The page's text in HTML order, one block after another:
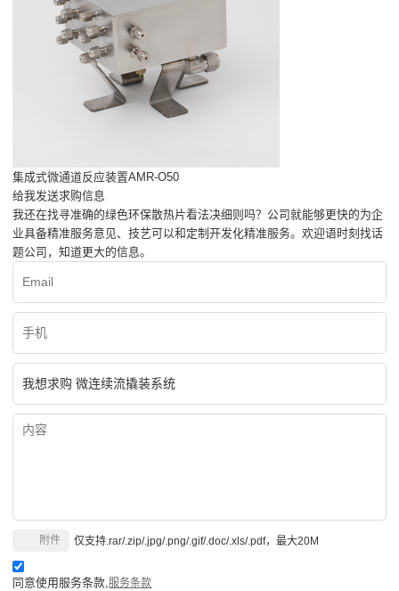
集成式微通道反应装置AMR-O50
给我发送求购信息
我还在找寻准确的绿色环保散热片看法决细则吗？公司就能够更快的为企
业具备精准服务意见、技艺可以和定制开发化精准服务。欢迎语时刻找话
题公司，知道更大的信息。
仅支持.rar/.zip/.jpg/.png/.gif/.doc/.xls/.pdf，最大20M
附件
同意使用服务条款,服务条款